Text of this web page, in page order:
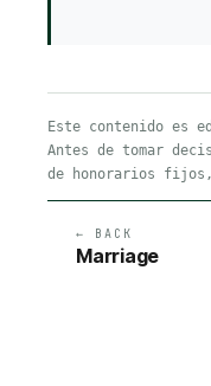
Este contenido es
Antes de tomar
de honorarios
← BACK
Marriage